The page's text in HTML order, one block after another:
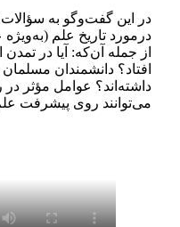
در این گفت‌و‌گو به سؤالات
در‌مورد تاریخ علم
از جمله آن‌که: آیا در
افتاد؟ دانشمندان
داشته‌اند؟ عوامل مؤثر
می‌توانند روی پیشرفت علم